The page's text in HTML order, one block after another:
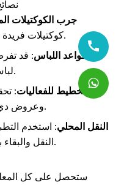
جرب الكوكتيلات
كوكتيلات فريدة مستوحاة من النكهات المحلية.
قواعد اللباس: قد
لباس معينة، لذا خطط وفقًا لذلك.
التخطيط للفعاليات:
وعروض دي جي، والمهرجانات الموسمية.
النقل المحلي: استخدم
النقل والبقاء بأمان خلال الساعات المتأخرة.